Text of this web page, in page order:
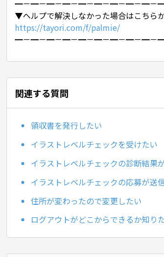
━－━－━－━－━－━－━－━－━－
▼ヘルプで解決しなかった場合はこちら
https://tayori.com/f/palmie/
━－━－━－━－━－━－━－━－━－
関連する質問
領収書を発行したい
イラストレベルチェックを受けたい
イラストレベルチェックの診断結果
イラストレベルチェックの応募が送
住所が変わったので変更したい
ログアウトがどこからできるか知り